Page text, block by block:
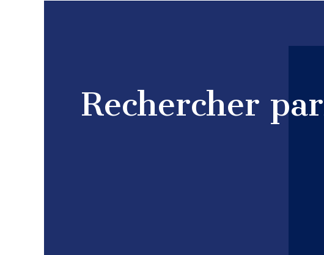
Rechercher